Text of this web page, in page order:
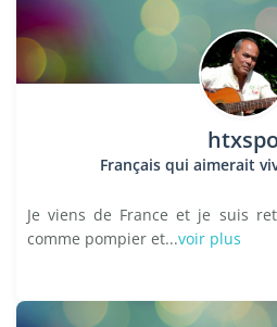
Français qui aimerait
Je viens de France et je suis
comme pompier et...voir plus